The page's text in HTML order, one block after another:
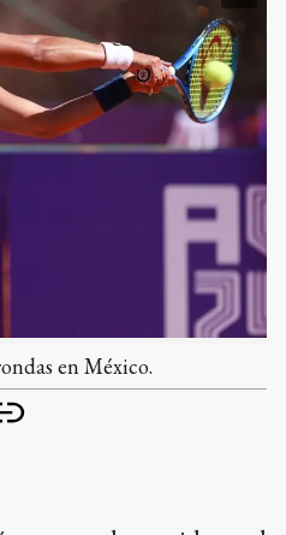
en México.